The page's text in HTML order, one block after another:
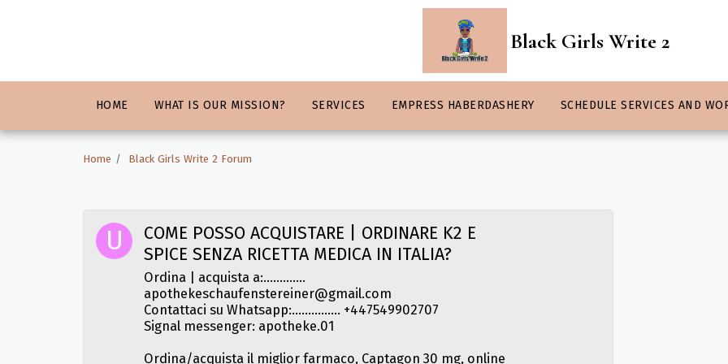
Black Girls Write 2
HOME WHAT IS OUR MISSION? SERVICES EMPRESS HABERDASHERY SCHEDULE SERVICES AND
Home Black Girls Write 2 Forum
COME POSSO ACQUISTARE | ORDINARE K2 E
SPICE SENZA RICETTA MEDICA IN ITALIA?
Ordina | acquista a:.............
apothekeschaufenstereiner@gmail.com
Contattaci su Whatsapp:............... +447549902707
Signal messenger: apotheke.01
Ordina/acquista il miglior farmaco, Captagon 30 mg, online